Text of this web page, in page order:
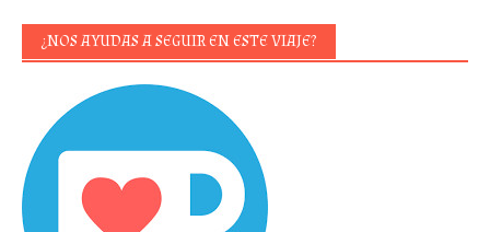
¿NOS AYUDAS A SEGUIR EN ESTE VIAJE?